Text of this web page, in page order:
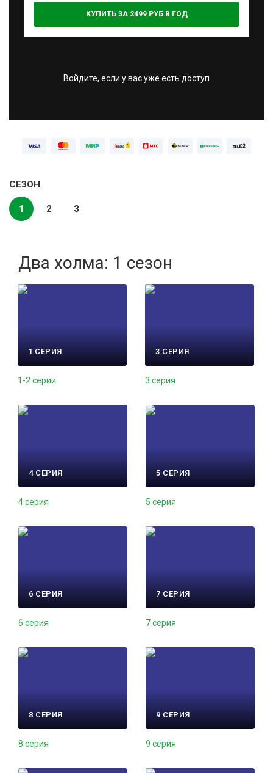
КУПИТЬ ЗА 2499 РУБ В ГОД
Войдите, если у вас уже есть доступ
СЕЗОН
1 2 3
Два холма: 1 сезон
1 СЕРИЯ
1-2 серии
3 СЕРИЯ
3 серия
4 СЕРИЯ
4 серия
5 СЕРИЯ
5 серия
6 СЕРИЯ
6 серия
7 СЕРИЯ
7 серия
8 СЕРИЯ
8 серия
9 СЕРИЯ
9 серия